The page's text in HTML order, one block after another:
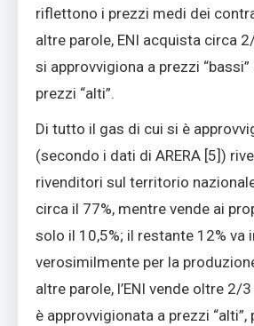
riflettono i prezzi medi dei
altre parole, ENI acquista circa
si approvvigiona a prezzi
prezzi “alti”.
Di tutto il gas di cui si è
(secondo i dati di ARERA [5])
rivenditori sul territorio
circa il 77%, mentre vende ai
solo il 10,5%; il restante 12% va
verosimilmente per la
altre parole, l’ENI vende oltre 2/
è approvvigionata a prezzi “alti”,